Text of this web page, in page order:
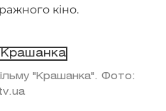
кіно.
"Крашанка". Фото: